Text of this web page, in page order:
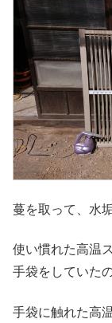
蔓を取って、水
使い慣れた高温
手袋をしていた
手袋に触れた高